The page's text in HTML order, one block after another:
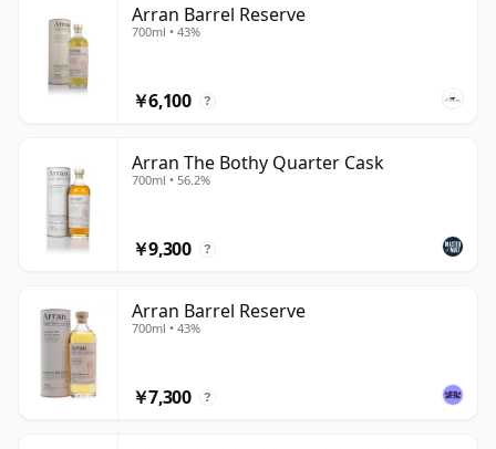
Arran Barrel Reserve
700ml • 43%
￥6,100 ?
Arran The Bothy Quarter Cask
700ml • 56.2%
￥9,300 ?
Arran Barrel Reserve
700ml • 43%
￥7,300 ?